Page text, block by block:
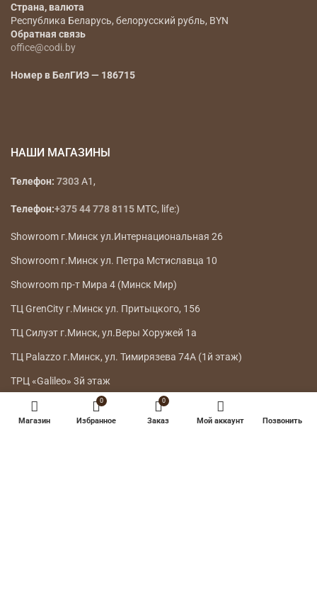
Страна, валюта
Республика Беларусь, белорусский рубль, BYN
Обратная связь
office@codi.by
Номер в БелГИЭ — 186715
НАШИ МАГАЗИНЫ
Телефон: 7303A1,
Телефон:+375 44 778 8115 МТС, life:)
Showroom г.Минск ул.Интернациональная 26
Showroom г.Минск ул. Петра Мстиславца 10
Showroom пр-т Мира 4 (Минск Мир)
ТЦ GrenCity г.Минск ул. Притыцкого, 156
ТЦ Силуэт г.Минск, ул.Веры Хоружей 1а
ТЦ Palazzo г.Минск, ул. Тимирязева 74А (1й этаж)
ТРЦ «Galileo» 3й этаж
ГЛАВНОЕ МЕНЮ
Магазин
0
Избранное
0
Заказ Мой аккаунт Позвонить